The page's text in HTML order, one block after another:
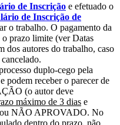
de Inscrição e efetuado o
de Inscrição de
o trabalho. O pagamento da
prazo limite (ver Datas
dos autores do trabalho, caso
duplo-cego pela
podem receber o parecer de
(o autor deve
máximo de 3 dias e
ou NÃO APROVADO. No
dentro do prazo, não